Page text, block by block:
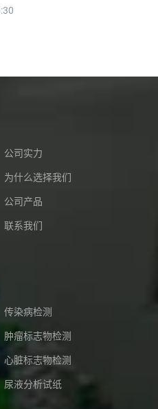
公司实力
为什么选择我们
公司产品
联系我们
传染病检测
肿瘤标志物检测
心脏标志物检测
尿液分析试纸